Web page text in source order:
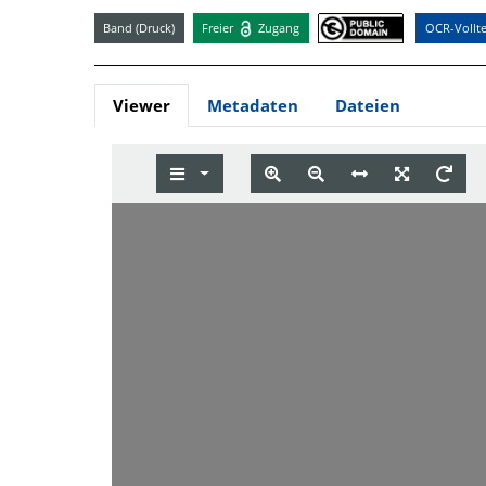
Band (Druck) Freier Zugang OCR-
Viewer Metadaten Dateien